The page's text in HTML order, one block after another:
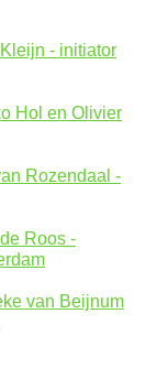
- initiator
Hol en Olivier
Rozendaal -
Roos -
van Beijnum